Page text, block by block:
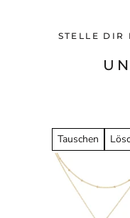
STELLE DIR
Tauschen